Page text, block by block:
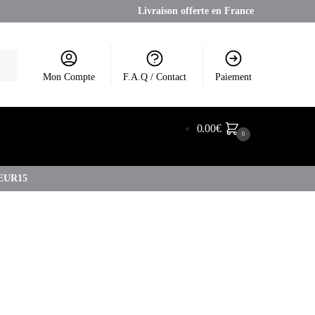
Livraison offerte en France
Mon Compte F.A.Q / Contact Paiement
0.00€ 0